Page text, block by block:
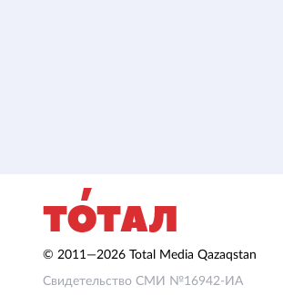
© 2011—2026 Total Media Qazaqstan
Свидетельство СМИ №16942-ИА